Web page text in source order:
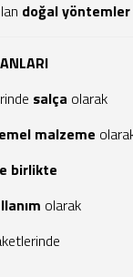
doğal yöntemler
salça olarak
malzeme
birlikte
olarak